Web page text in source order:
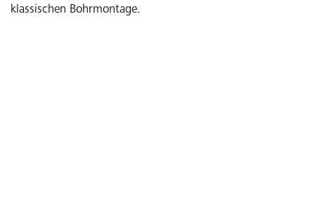
klassischen Bohrmontage.